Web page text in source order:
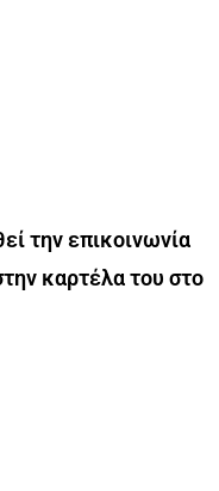
την επικοινωνία
καρτέλα του στο